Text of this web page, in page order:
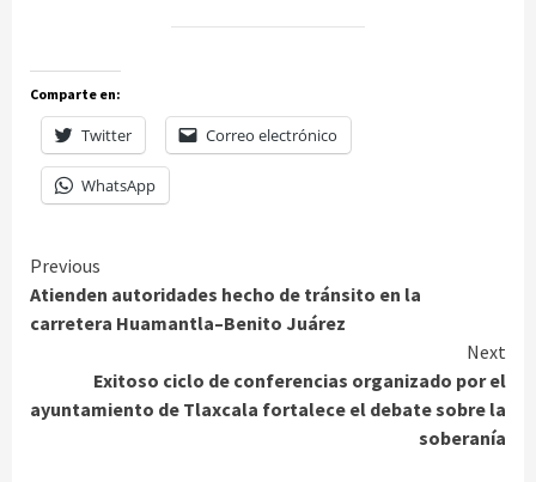
Comparte en:
Twitter Correo electrónico
WhatsApp
Continue
Reading
Previous
Atienden autoridades hecho de tránsito en la
carretera Huamantla–Benito Juárez
Next
Exitoso ciclo de conferencias organizado por el
ayuntamiento de Tlaxcala fortalece el debate sobre la
soberanía